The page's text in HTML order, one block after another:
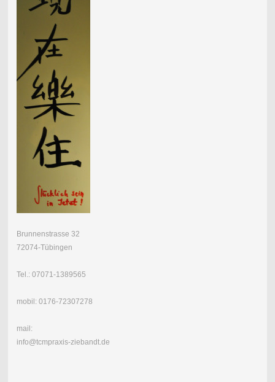
Brunnenstrasse 32
72074-Tübingen
Tel.: 07071-1389565
mobil: 0176-72307278
mail:
info@tcmpraxis-ziebandt.de